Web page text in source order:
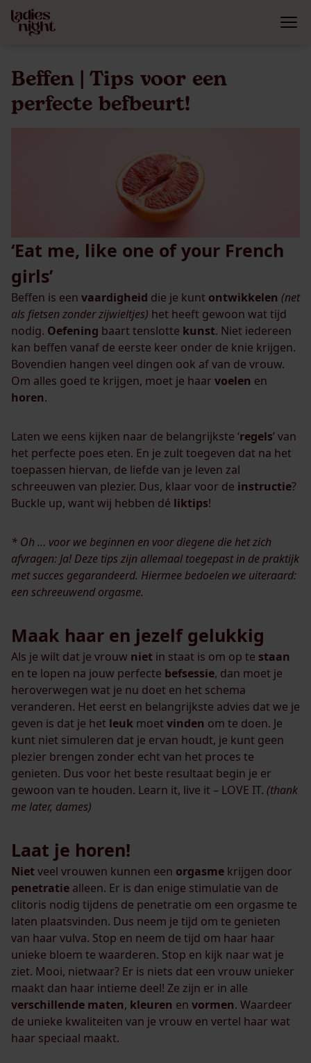
Beffen | Tips voor een
perfecte befbeurt!
‘Eat me, like one of your French
girls’
Beffen is een vaardigheid die je kunt ontwikkelen (net
als fietsen zonder zijwieltjes) het heeft gewoon wat tijd
nodig. Oefening baart tenslotte kunst. Niet iedereen
kan beffen vanaf de eerste keer onder de knie krijgen.
Bovendien hangen veel dingen ook af van de vrouw.
Om alles goed te krijgen, moet je haar voelen en
horen.
Laten we eens kijken naar de belangrijkste ‘regels’ van
het perfecte poes eten. En je zult toegeven dat na het
toepassen hiervan, de liefde van je leven zal
schreeuwen van plezier. Dus, klaar voor de instructie?
Buckle up, want wij hebben dé liktips!
* Oh … voor we beginnen en voor diegene die het zich
afvragen: Ja! Deze tips zijn allemaal toegepast in de praktijk
met succes gegarandeerd. Hiermee bedoelen we uiteraard:
een schreeuwend orgasme.
Maak haar en jezelf gelukkig
Als je wilt dat je vrouw niet in staat is om op te staan
en te lopen na jouw perfecte befsessie, dan moet je
heroverwegen wat je nu doet en het schema
veranderen. Het eerst en belangrijkste advies dat we je
geven is dat je het leuk moet vinden om te doen. Je
kunt niet simuleren dat je ervan houdt, je kunt geen
plezier brengen zonder echt van het proces te
genieten. Dus voor het beste resultaat begin je er
gewoon van te houden. Learn it, live it – LOVE IT. (thank
me later, dames)
Laat je horen!
Nietveel vrouwen kunnen een orgasme krijgen door
penetratie alleen. Er is dan enige stimulatie van de
clitoris nodig tijdens de penetratie om een ​​orgasme te
laten plaatsvinden. Dus neem je tijd om te genieten
van haar vulva. Stop en neem de tijd om haar haar
unieke bloem te waarderen. Stop en kijk naar wat je
ziet. Mooi, nietwaar? Er is niets dat een vrouw unieker
maakt dan haar intieme deel! Ze zijn er in alle
verschillende maten, kleuren en vormen. Waardeer
de unieke kwaliteiten van je vrouw en vertel haar wat
haar speciaal maakt.